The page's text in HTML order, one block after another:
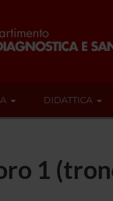
DIDATTICA
1